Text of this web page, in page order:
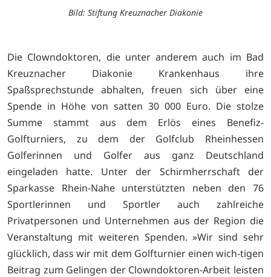
Bild: Stiftung Kreuznacher Diakonie
Die Clowndoktoren, die unter anderem auch im Bad
Kreuznacher Diakonie Krankenhaus ihre
Spaßsprechstunde abhalten, freuen sich über eine
Spende in Höhe von satten 30 000 Euro. Die stolze
Summe stammt aus dem Erlös eines Benefiz-
Golfturniers, zu dem der Golfclub Rheinhessen
Golferinnen und Golfer aus ganz Deutschland
eingeladen hatte. Unter der Schirmherrschaft der
Sparkasse Rhein-Nahe unterstützten neben den 76
Sportlerinnen und Sportler auch zahlreiche
Privatpersonen und Unternehmen aus der Region die
Veranstaltung mit weiteren Spenden. »Wir sind sehr
glücklich, dass wir mit dem Golfturnier einen wich-tigen
Beitrag zum Gelingen der Clowndoktoren-Arbeit leisten